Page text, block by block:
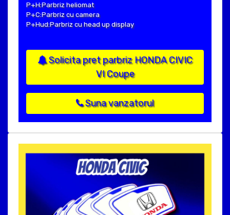
P+H:Parbriz heliomat
P+C:Parbriz cu camera
P+Hud:Parbriz cu head up display
Solicita pret parbriz HONDA CIVIC
VI Coupe
Suna vanzatorul